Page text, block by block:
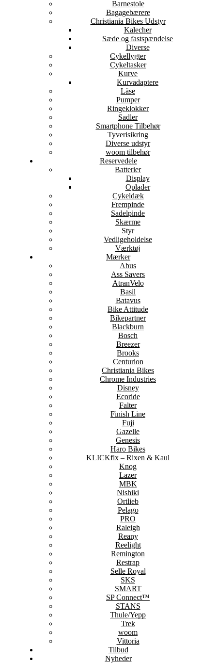
Barnestole
Bagagebærere
Christiania Bikes Udstyr
Kalecher
Sæde og fastspændelse
Diverse
Cykellygter
Cykeltasker
Kurve
Kurvadaptere
Låse
Pumper
Ringeklokker
Sadler
Smartphone Tilbehør
Tyverisikring
Diverse udstyr
woom tilbehør
Reservedele
Batterier
Display
Oplader
Cykeldæk
Frempinde
Sadelpinde
Skærme
Styr
Vedligeholdelse
Værktøj
Mærker
Abus
Ass Savers
AtranVelo
Basil
Batavus
Bike Attitude
Bikepartner
Blackburn
Bosch
Breezer
Brooks
Centurion
Christiania Bikes
Chrome Industries
Disney
Ecoride
Falter
Finish Line
Fuji
Gazelle
Genesis
Haro Bikes
KLICKfix – Rixen & Kaul
Knog
Lazer
MBK
Nishiki
Ortlieb
Pelago
PRO
Raleigh
Reany
Reelight
Remington
Restrap
Selle Royal
SKS
SMART
SP Connect™
STANS
Thule/Yepp
Trek
woom
Vittoria
Tilbud
Nyheder